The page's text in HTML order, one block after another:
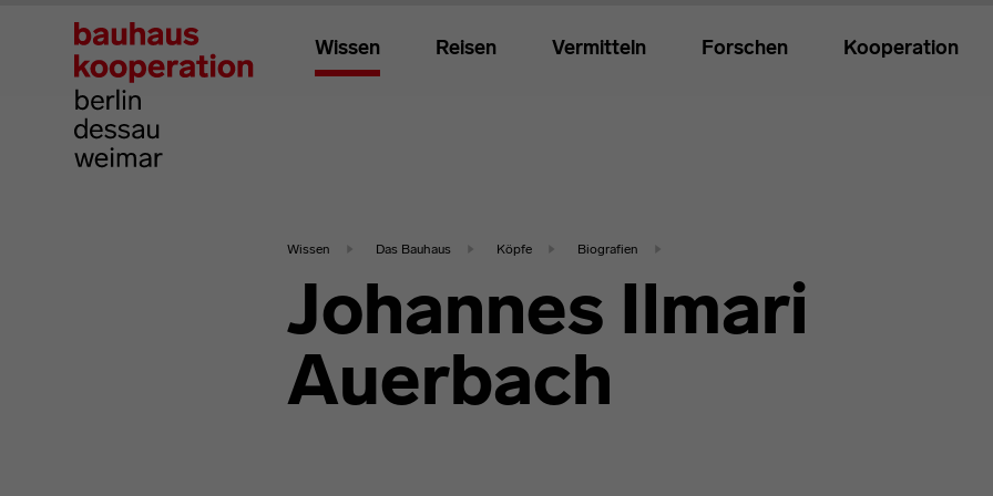
Wissen Reisen Vermitteln Forschen Kooperation
Wissen Das Bauhaus Köpfe Biografien
Johannes Ilmari
Auerbach